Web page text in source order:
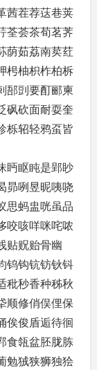
茜茬荐荙巷荚
荃荟茶荀茗荠
荫茹荔南荬荭
枵柚枳柞柏柝
郚剅要酊郦柬
砜砍面耐耍奎
栎轺轻鸦虿皆
眄眍盹是郢眇
昴咧昱昵咦哓
思蚂盅咣虽品
咬咳咩咪咤哝
贴贶贻骨幽
钨钩钪钫钬钭
秕秒香种秭秋
顺修俏俣俚保
俟俊盾逅待徊
食瓴盆胚胧胨
勉狨狭狮独狯